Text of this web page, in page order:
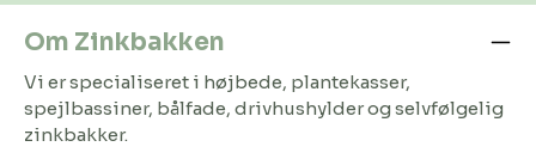
Om Zinkbakken
Vi er specialiseret i højbede, plantekasser,
spejlbassiner, bålfade, drivhushylder og selvfølgelig
zinkbakker.